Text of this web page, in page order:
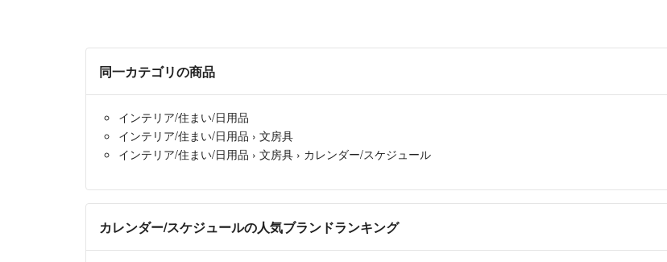
季節
てく
同一カテゴリの商品
インテリア/住まい/日用品
インテリア/住まい/日用品 › 文房具
インテリア/住まい/日用品 › 文房具 › カレンダー/スケジュール
カレンダー/スケジュールの人気ブランドランキング